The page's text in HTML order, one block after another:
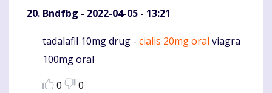
Bndfbg - 2022-04-05 - 13:21
Komentaras
tadalafil 10mg drug - cialis 20mg oral viagra
100mg oral
0
0